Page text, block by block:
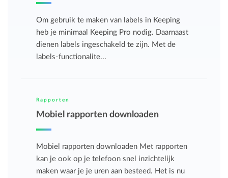
Om gebruik te maken van labels in Keeping
heb je minimaal Keeping Pro nodig. Daarnaast
dienen labels ingeschakeld te zijn. Met de
labels-functionalite...
Rapporten
Mobiel rapporten downloaden
Mobiel rapporten downloaden Met rapporten
kan je ook op je telefoon snel inzichtelijk
maken waar je je uren aan besteed. Het is nu